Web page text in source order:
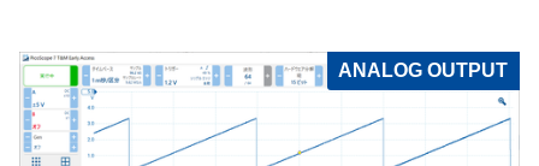
ANALOG OUTPUT